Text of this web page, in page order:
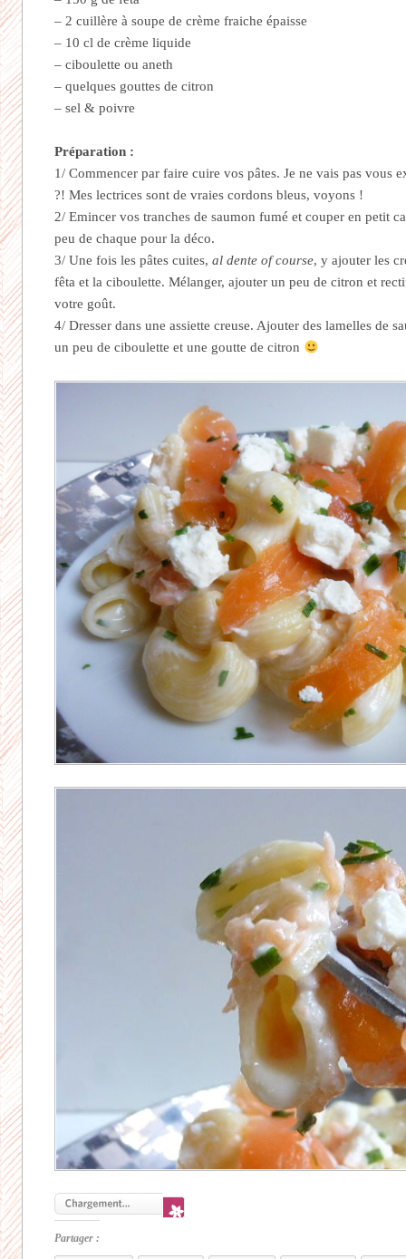
– 2 cuillère à soupe de crème fraiche épaisse
– 10 cl de crème liquide
– ciboulette ou aneth
– quelques gouttes de citron
– sel & poivre
Préparation :
1/ Commencer par faire cuire vos pâtes. Je ne vais pas vous
?! Mes lectrices sont de vraies cordons bleus, voyons !
2/ Emincer vos tranches de saumon fumé et couper en petit
peu de chaque pour la déco.
3/ Une fois les pâtes cuites,al dente of course, y ajouter les
fêta et la ciboulette. Mélanger, ajouter un peu de citron et
votre goût.
4/ Dresser dans une assiette creuse. Ajouter des lamelles de
un peu de ciboulette et une goutte de citron
Partager :